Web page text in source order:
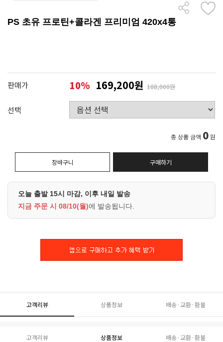
PS 초유 프로틴+콜라겐 프리미엄 420x4통
판매가 10% 169,200원 188,000원
선택
총 상품 금액 0원
장바구니 구매하기
오늘 출발 15시 마감, 이후 내일 발송
지금 주문 시 08/10(월)에 발송됩니다.
고객리뷰 상품정보 배송·교환·환불
고객리뷰 상품정보 배송·교환·환불